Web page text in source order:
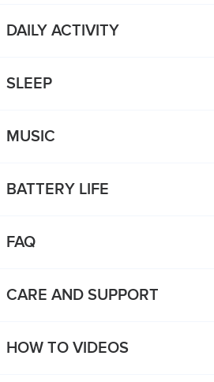
DAILY ACTIVITY
SLEEP
MUSIC
BATTERY LIFE
FAQ
CARE AND SUPPORT
HOW TO VIDEOS